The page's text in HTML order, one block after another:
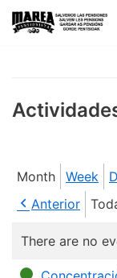
Skip
Month Week
Anterior
There are no
Categories